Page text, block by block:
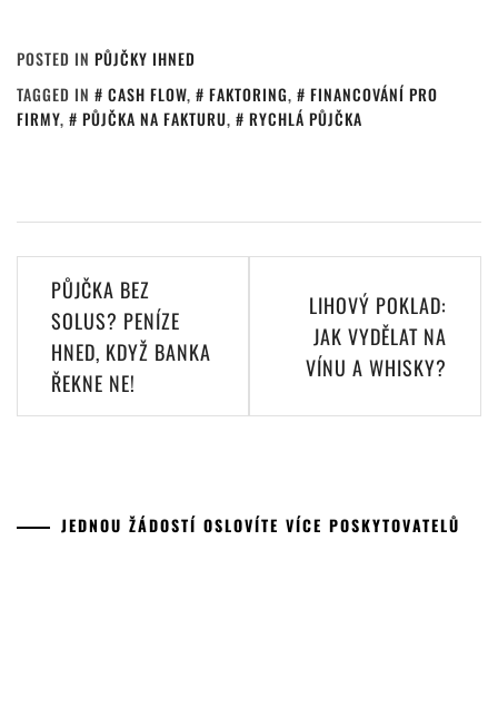
POSTED IN PŮJČKY IHNED
TAGGED IN
CASH FLOW, FAKTORING,
FINANCOVÁNÍ PRO
FIRMY, PŮJČKA NA FAKTURU, RYCHLÁ PŮJČKA
Navigace
pro
příspěvek
PŮJČKA BEZ
SOLUS? PENÍZE
HNED, KDYŽ BANKA
ŘEKNE NE!
LIHOVÝ POKLAD:
JAK VYDĚLAT NA
VÍNU A WHISKY?
JEDNOU ŽÁDOSTÍ OSLOVÍTE VÍCE POSKYTOVATELŮ